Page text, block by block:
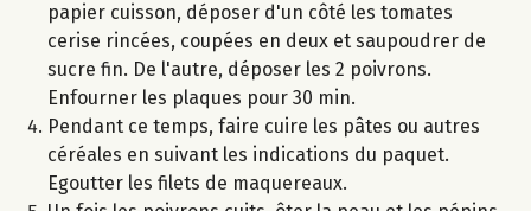
papier cuisson, déposer d'un côté les tomates
cerise rincées, coupées en deux et saupoudrer de
sucre fin. De l'autre, déposer les 2 poivrons.
Enfourner les plaques pour 30 min.
Pendant ce temps, faire cuire les pâtes ou autres
céréales en suivant les indications du paquet.
Egoutter les filets de maquereaux.